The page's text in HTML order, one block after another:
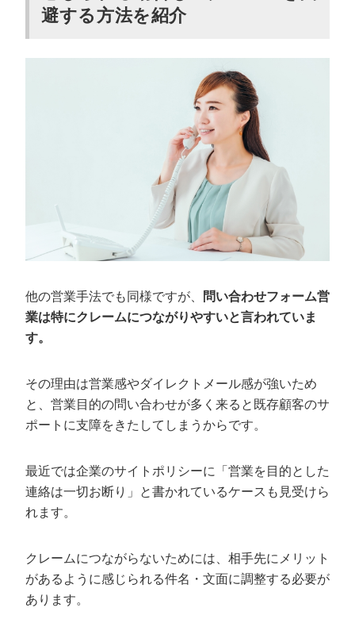
避する方法を紹介
他の営業手法でも同様ですが、
問い合わせフォーム営
業は特にクレームにつながりやすいと言われていま
す。
その理由は営業感やダイレクトメール感が強いため
と、営業目的の問い合わせが多く来ると既存顧客のサ
ポートに支障をきたしてしまうからです。
最近では企業のサイトポリシーに「営業を目的とした
連絡は一切お断り」と書かれているケースも見受けら
れます。
クレームにつながらないためには、相手先にメリット
があるように感じられる件名・文面に調整する必要が
あります。